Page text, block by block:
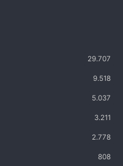
29.707
9.518
5.037
3.211
2.778
808